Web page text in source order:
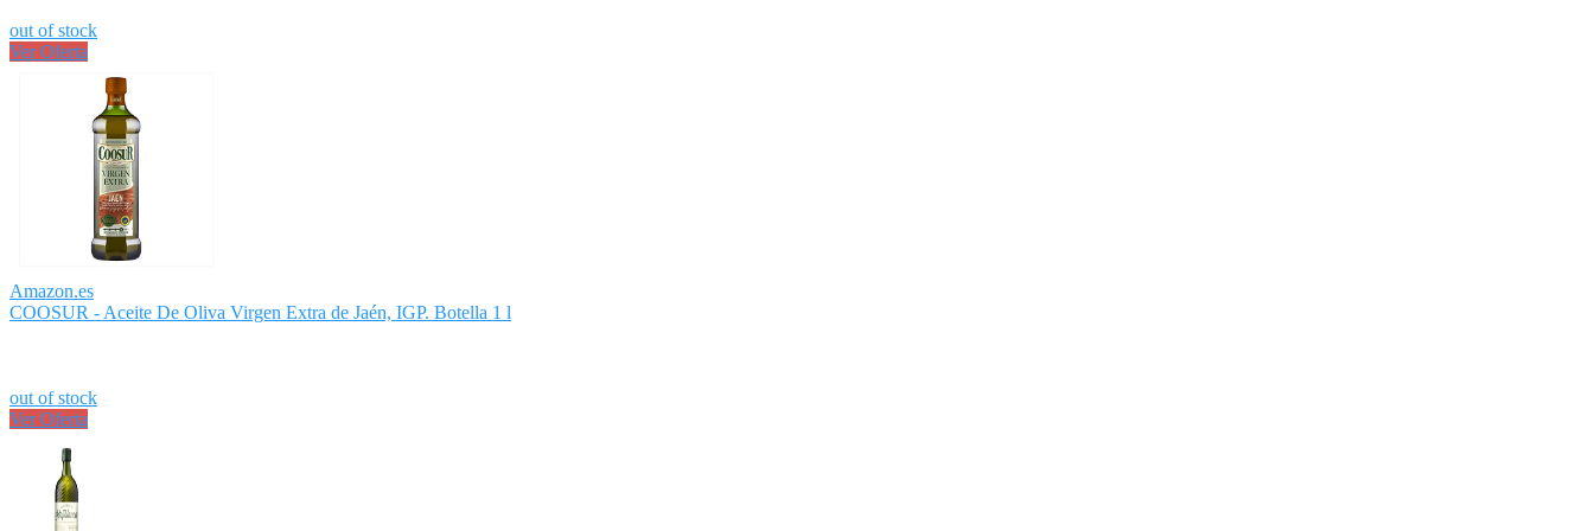
out of stock
Ver Oferta
Amazon.es
COOSUR - Aceite De Oliva Virgen Extra de Jaén, IGP. Botella 1 l
out of stock
Ver Oferta